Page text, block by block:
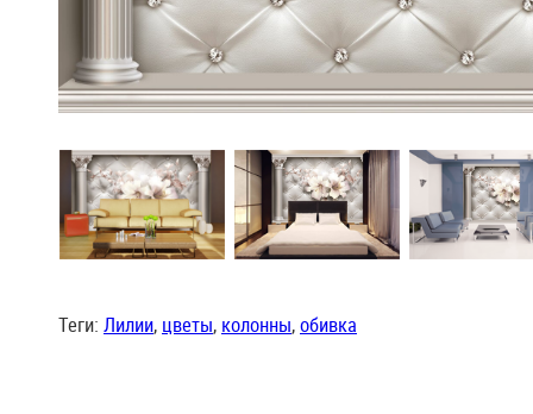
Теги: Лилии, цветы, колонны,обивка